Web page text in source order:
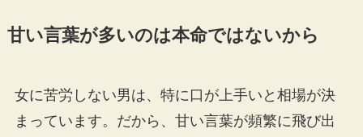
甘い言葉が多いのは本命ではないから
女に苦労しない男は、特に口が上手いと相場が決
まっています。だから、甘い言葉が頻繁に飛び出